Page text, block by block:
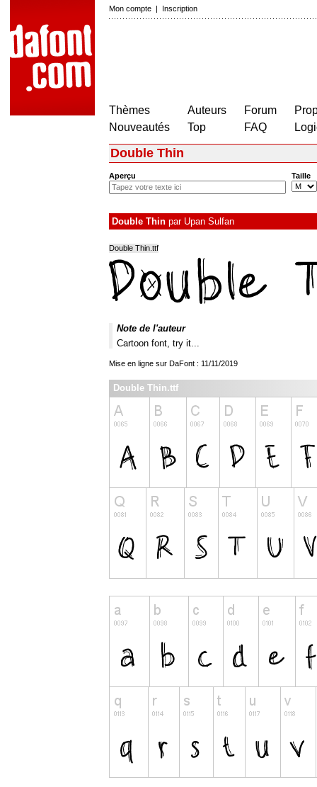
Mon compte | Inscription
Thèmes
Nouveautés
Auteurs
Top
Forum
FAQ
Double Thin
Aperçu Taille
Double Thin par Upan Sulfan
Double Thin.ttf
Note de l'auteur
Cartoon font, try it...
Mise en ligne sur DaFont : 11/11/2019
Double Thin.ttf